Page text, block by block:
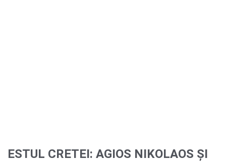
ESTUL CRETEI: AGIOS NIKOLAOS ȘI